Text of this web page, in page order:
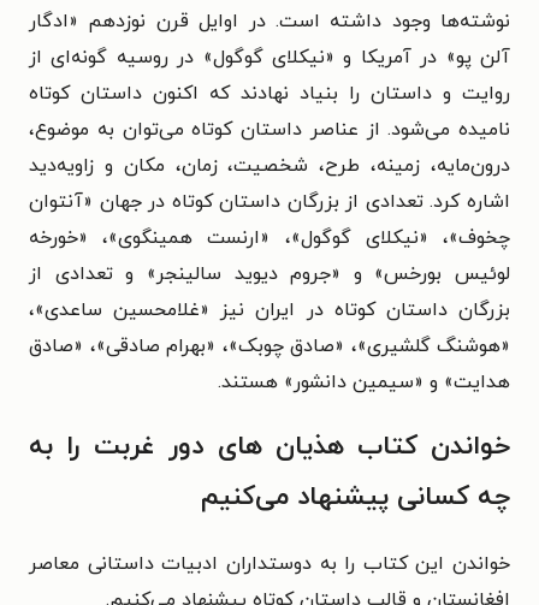
نوشته‌ها وجود داشته است. در اوایل قرن نوزدهم «ادگار
آلن پو» در آمریکا و «نیکلای گوگول» در روسیه گونه‌ای از
روایت و داستان را بنیاد نهادند که اکنون داستان کوتاه
نامیده می‌شود. از عناصر داستان کوتاه می‌توان به موضوع،
درون‌مایه، زمینه، طرح، شخصیت، زمان، مکان و زاویه‌دید
اشاره کرد. تعدادی از بزرگان داستان کوتاه در جهان «آنتوان
چخوف»، «نیکلای گوگول»، «ارنست همینگوی»، «خورخه
لوئیس بورخس» و «جروم دیوید سالینجر» و تعدادی از
بزرگان داستان کوتاه در ایران نیز «غلامحسین ساعدی»،
«هوشنگ گلشیری»، «صادق چوبک»، «بهرام صادقی»، «صادق
هدایت» و «سیمین دانشور» هستند.
خواندن کتاب هذیان های دور غربت را به
چه کسانی پیشنهاد می‌کنیم
خواندن این کتاب را به دوستداران ادبیات داستانی معاصر
افغانستان و قالب داستان کوتاه پیشنهاد می‌کنیم.